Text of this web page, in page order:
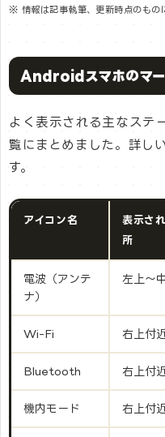
※ 情報は記事執筆、更新時点のもの
Androidスマホのマー
よく表示される主なステ
覧にまとめました。詳し
す。
アイコン名
表示さ
所
電波（アンテ
ナ）
左上〜
Wi-Fi 右上付
Bluetooth 右上付
機内モード 右上付